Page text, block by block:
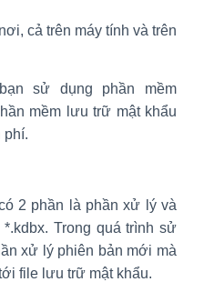
cả trên máy tính và trên
sử dụng phần mềm
mềm lưu trữ mật khẩu
phí.
2 phần là phần xử lý và
Trong quá trình sử
xử lý phiên bản mới mà
file lưu trữ mật khẩu.